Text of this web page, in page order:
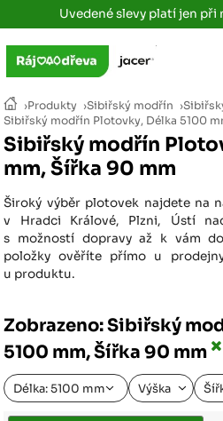
Uvedené slevy platí jen při
›Produkty ›Sibiřský modřín ›
Sibiřský modřín Plotovky, Délka 5100
Sibiřský modřín
mm, Šířka 90 mm
Široký výběr plotovek najdete na
v Hradci Králové, Plzni, Ústí
s možností dopravy až k vám
položky ověříte přímo u
u produktu.
Zobrazeno: Sibiřský
5100 mm, Šířka 90 mm
Délka: 5100 mm Výška